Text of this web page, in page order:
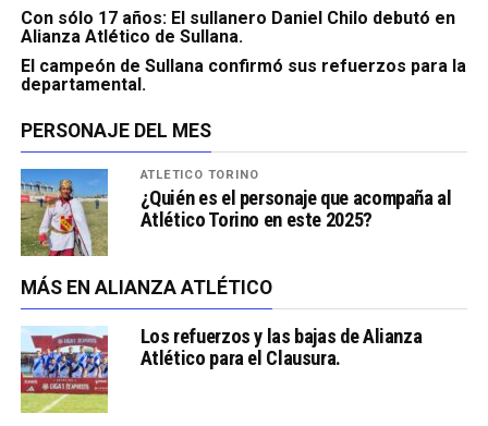
Con sólo 17 años: El sullanero Daniel Chilo debutó en
Alianza Atlético de Sullana.
El campeón de Sullana confirmó sus refuerzos para la
departamental.
PERSONAJE DEL MES
ATLÉTICO TORINO
¿Quién es el personaje que acompaña al
Atlético Torino en este 2025?
MÁS EN ALIANZA ATLÉTICO
Los refuerzos y las bajas de Alianza
Atlético para el Clausura.